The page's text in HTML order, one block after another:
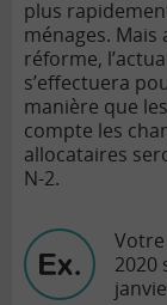
plus
ménages.
réforme,
s’effectuera
manière que
compte les
allocataires
N-2.
2020